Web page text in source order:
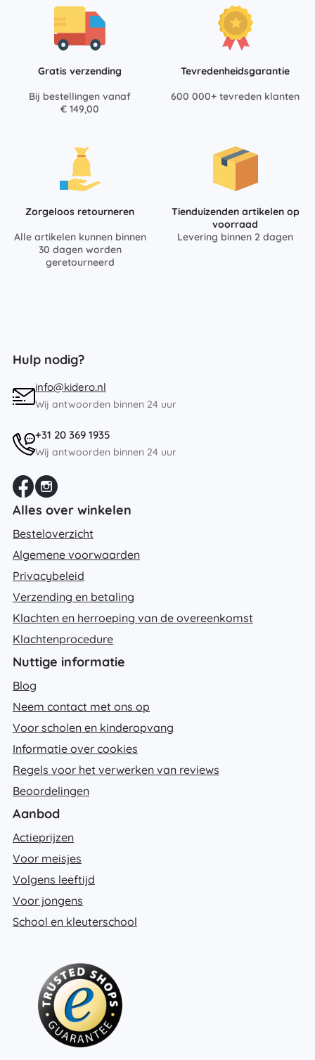
Gratis verzending
Bij bestellingen vanaf
€ 149,00
Tevredenheidsgarantie
600 000+ tevreden klanten
Zorgeloos retourneren
Alle artikelen kunnen binnen
30 dagen worden
geretourneerd
Tienduizenden artikelen op
voorraad
Levering binnen 2 dagen
Hulp nodig?
info@kidero.nl
Wij antwoorden binnen 24 uur
+31 20 369 1935
Wij antwoorden binnen 24 uur
Alles over winkelen
Besteloverzicht
Algemene voorwaarden
Privacybeleid
Verzending en betaling
Klachten en herroeping van de overeenkomst
Klachtenprocedure
Nuttige informatie
Blog
Neem contact met ons op
Voor scholen en kinderopvang
Informatie over cookies
Regels voor het verwerken van reviews
Beoordelingen
Aanbod
Actieprijzen
Voor meisjes
Volgens leeftijd
Voor jongens
School en kleuterschool